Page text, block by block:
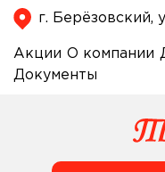
г. Берёзовский,
Акции О компании
Документы